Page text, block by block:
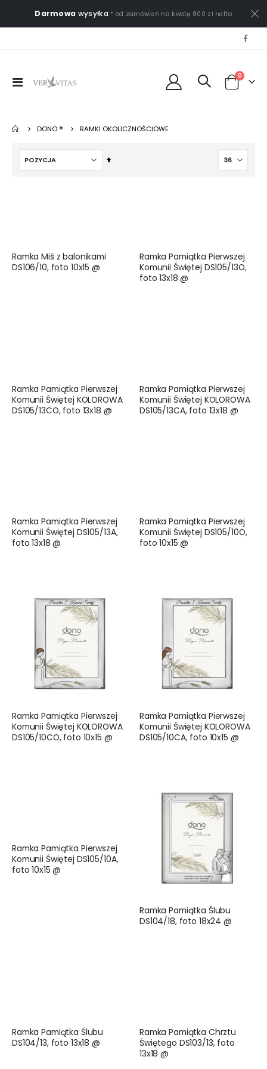
Darmowa wysyłka * od zamówień na kwotę 800 zł netto
Przełącznik
Cart
0
DONO ® RAMKI OKOLICZNOŚCIOWE
Ustaw
Ramka Miś z balonikami
DS106/10, foto 10x15 @
Ramka Pamiątka Pierwszej
Komunii Świętej DS105/13O,
foto 13x18 @
Ramka Pamiątka Pierwszej
Komunii Świętej KOLOROWA
DS105/13CO, foto 13x18 @
Ramka Pamiątka Pierwszej
Komunii Świętej KOLOROWA
DS105/13CA, foto 13x18 @
Ramka Pamiątka Pierwszej
Komunii Świętej DS105/13A,
foto 13x18 @
Ramka Pamiątka Pierwszej
Komunii Świętej DS105/10O,
foto 10x15 @
Ramka Pamiątka Pierwszej
Komunii Świętej KOLOROWA
DS105/10CO, foto 10x15 @
Ramka Pamiątka Pierwszej
Komunii Świętej KOLOROWA
DS105/10CA, foto 10x15 @
Ramka Pamiątka Pierwszej
Komunii Świętej DS105/10A,
foto 10x15 @
Ramka Pamiątka Ślubu
DS104/18, foto 18x24 @
Ramka Pamiątka Ślubu
DS104/13, foto 13x18 @
Ramka Pamiątka Chrztu
Świętego DS103/13, foto
13x18 @